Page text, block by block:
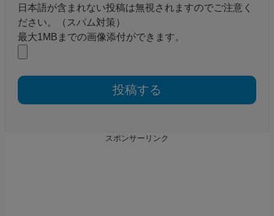
最大1MBまでの画像添付ができます。
日本語が含まれない投稿は無視されますのでご注意く
ださい。（スパム対策）
スポンサーリンク